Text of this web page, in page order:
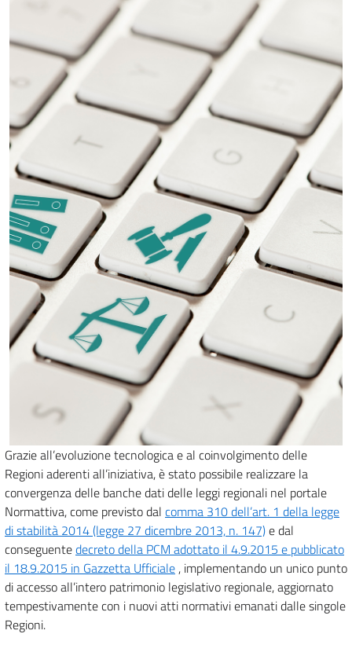
Grazie all’evoluzione tecnologica e al coinvolgimento delle
Regioni aderenti all’iniziativa, è stato possibile realizzare la
convergenza delle banche dati delle leggi regionali nel portale
Normattiva, come previsto dal comma 310 dell’art. 1 della legge
di stabilità 2014 (legge 27 dicembre 2013, n. 147)e dal
conseguentedecreto della PCM adottato il 4.9.2015 e pubblicato
il 18.9.2015 in Gazzetta Ufficiale , implementando un unico punto
di accesso all’intero patrimonio legislativo regionale, aggiornato
tempestivamente con i nuovi atti normativi emanati dalle singole
Regioni.